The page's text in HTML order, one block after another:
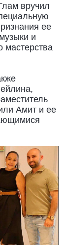
вручил
ее
и
мастерства
Амит и ее